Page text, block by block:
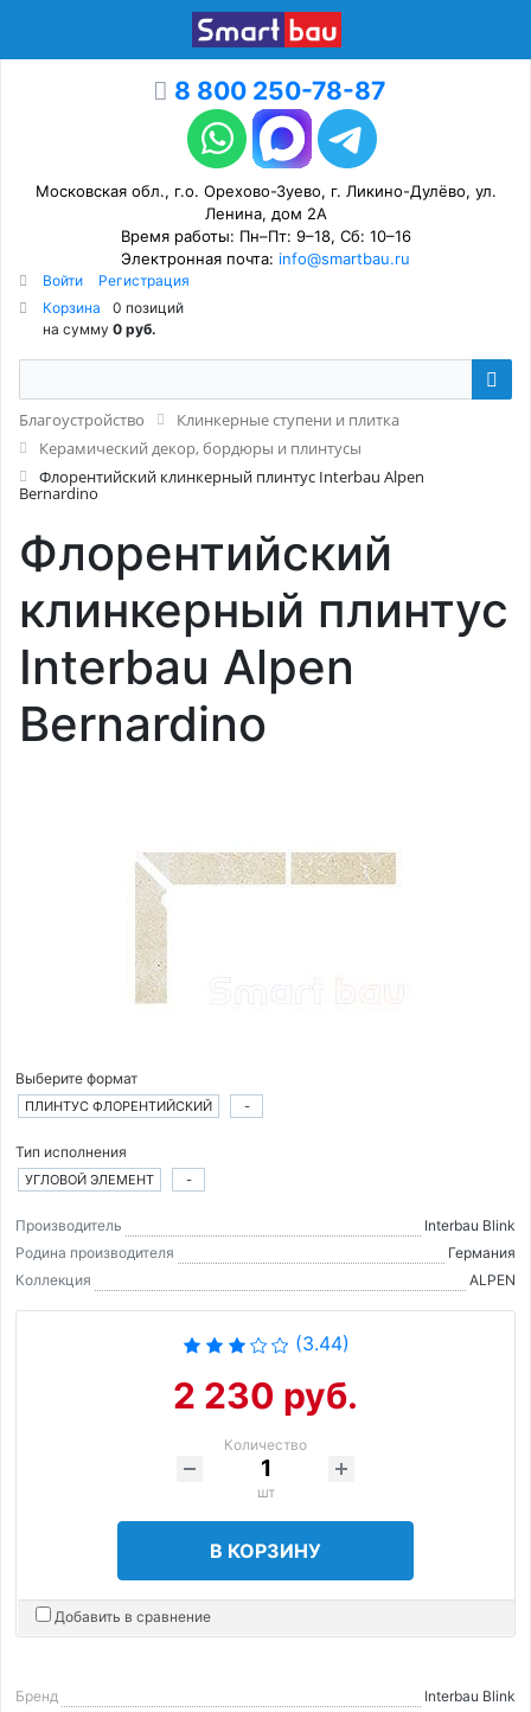
8 800 250-78-87
Московская обл., г.о. Орехово-Зуево, г. Ликино-Дулёво, ул.
Ленина, дом 2А
Время работы: Пн–Пт: 9–18, Сб: 10–16
Электронная почта: info@smartbau.ru
Войти
Регистрация
Корзина
0 позиций
на сумму 0 руб.
Благоустройство
Клинкерные ступени и плитка
Керамический декор, бордюры и плинтусы
Флорентийский клинкерный плинтус Interbau Alpen
Bernardino
Флорентийский
клинкерный плинтус
Interbau Alpen
Bernardino
Выберите формат
ПЛИНТУС ФЛОРЕНТИЙСКИЙ -
Тип исполнения
УГЛОВОЙ ЭЛЕМЕНТ -
Производитель
Interbau Blink
Родина производителя
Германия
Коллекция
ALPEN
(3.44)
2 230 руб.
Количество
шт
В КОРЗИНУ
Добавить в сравнение
Бренд
Interbau Blink